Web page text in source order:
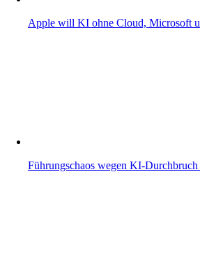
Apple will KI ohne Cloud, Microsoft
Führungschaos wegen KI-